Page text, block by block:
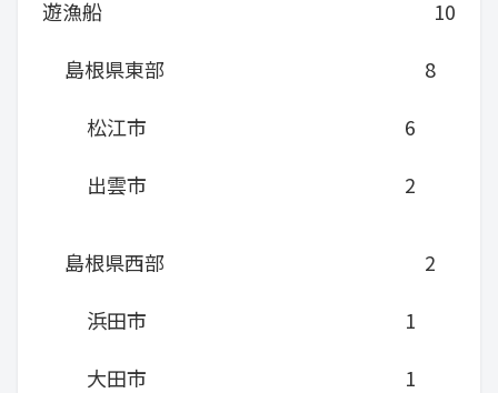
遊漁船
10
島根県東部
8
松江市
6
出雲市
2
島根県西部
2
浜田市
1
大田市
1